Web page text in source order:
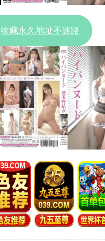
收藏永久地址不迷路